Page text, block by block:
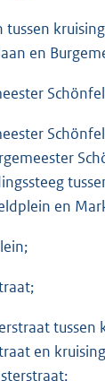
tussen
en
en
tussen
en